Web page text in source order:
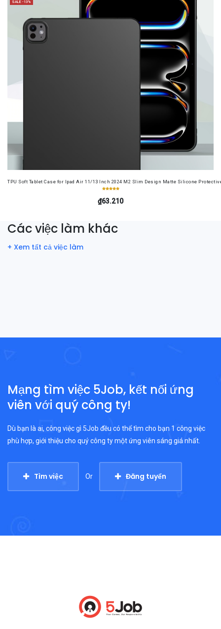
SALE -13%
TPU Soft Tablet Case for Ipad Air 11/13 Inch 2024 M2 Slim Design Matte Silicone
₫63.210
Các việc làm khác
+ Xem tất cả việc làm
Mạng tìm việc 5Job, kết nối ứng
viên với quý công ty!
Dù bạn là ai, công việc gì 5Job đều có thể tìm cho bạn 1 công việc
phù hợp, giới thiệu cho quý công ty một ứng viên sáng giá nhất.
Tìm việc Or Đăng tuyển